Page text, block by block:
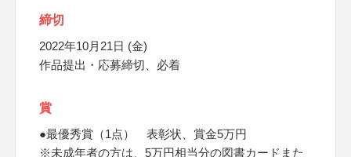
締切
2022年10月21日 (金)
作品提出・応募締切、必着
賞
●最優秀賞（1点） 表彰状、賞金5万円
※未成年者の方は、5万円相当分の図書カードまた